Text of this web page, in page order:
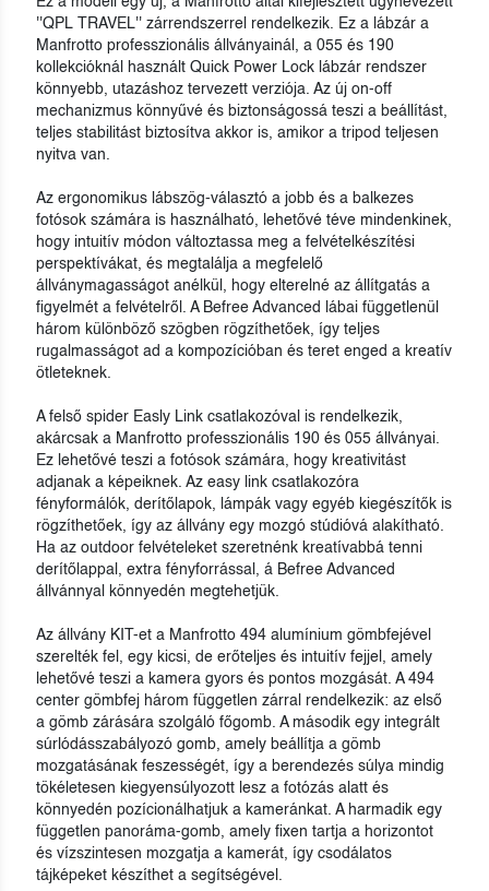
''QPL TRAVEL'' zárrendszerrel rendelkezik. Ez a lábzár a
Manfrotto professzionális állványainál, a 055 és 190
kollekcióknál használt Quick Power Lock lábzár rendszer
könnyebb, utazáshoz tervezett verziója. Az új on-off
mechanizmus könnyűvé és biztonságossá teszi a beállítást,
teljes stabilitást biztosítva akkor is, amikor a tripod teljesen
nyitva van.
Az ergonomikus lábszög-választó a jobb és a balkezes
fotósok számára is használható, lehetővé téve mindenkinek,
hogy intuitív módon változtassa meg a felvételkészítési
perspektívákat, és megtalálja a megfelelő
állványmagasságot anélkül, hogy elterelné az állítgatás a
figyelmét a felvételről. A Befree Advanced lábai függetlenül
három különböző szögben rögzíthetőek, így teljes
rugalmasságot ad a kompozícióban és teret enged a kreatív
ötleteknek.
A felső spider Easly Link csatlakozóval is rendelkezik,
akárcsak a Manfrotto professzionális 190 és 055 állványai.
Ez lehetővé teszi a fotósok számára, hogy kreativitást
adjanak a képeiknek. Az easy link csatlakozóra
fényformálók, derítőlapok, lámpák vagy egyéb kiegészítők is
rögzíthetőek, így az állvány egy mozgó stúdióvá alakítható.
Ha az outdoor felvételeket szeretnénk kreatívabbá tenni
derítőlappal, extra fényforrással, á Befree Advanced
állvánnyal könnyedén megtehetjük.
Az állvány KIT-et a Manfrotto 494 alumínium gömbfejével
szerelték fel, egy kicsi, de erőteljes és intuitív fejjel, amely
lehetővé teszi a kamera gyors és pontos mozgását. A 494
center gömbfej három független zárral rendelkezik: az első
a gömb zárására szolgáló főgomb. A második egy integrált
súrlódásszabályozó gomb, amely beállítja a gömb
mozgatásának feszességét, így a berendezés súlya mindig
tökéletesen kiegyensúlyozott lesz a fotózás alatt és
könnyedén pozícionálhatjuk a kameránkat. A harmadik egy
független panoráma-gomb, amely fixen tartja a horizontot
és vízszintesen mozgatja a kamerát, így csodálatos
tájképeket készíthet a segítségével.